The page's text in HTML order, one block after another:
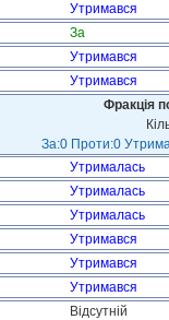
Утримався
За
Утримався
Утримався
Фракція
За:0 Проти:0
Утрималась
Утрималась
Утрималась
Утримався
Утримався
Утримався
Відсутній